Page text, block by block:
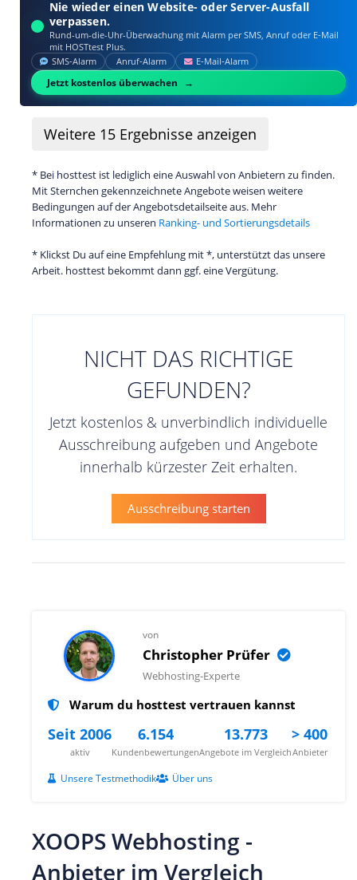
Nie wieder einen Website- oder Server-Ausfall
verpassen.
Rund-um-die-Uhr-Überwachung mit Alarm per SMS, Anruf oder E‑Mail
mit HOSTtest Plus.
SMS‑Alarm Anruf‑Alarm E‑Mail‑Alarm
Jetzt kostenlos überwachen
Weitere 15 Ergebnisse anzeigen
* Bei hosttest ist lediglich eine Auswahl von Anbietern zu finden.
Mit Sternchen gekennzeichnete Angebote weisen weitere
Bedingungen auf der Angebotsdetailseite aus. Mehr
Informationen zu unseren Ranking- und Sortierungsdetails
* Klickst Du auf eine Empfehlung mit *, unterstützt das unsere
Arbeit. hosttest bekommt dann ggf. eine Vergütung.
NICHT DAS RICHTIGE
GEFUNDEN?
Jetzt kostenlos & unverbindlich individuelle
Ausschreibung aufgeben und Angebote
innerhalb kürzester Zeit erhalten.
Ausschreibung starten
von
Christopher Prüfer
Webhosting-Experte
Warum du hosttest vertrauen kannst
Seit 2006
aktiv
6.154
Kundenbewertungen
13.773
Angebote im Vergleich
> 400
Anbieter
Unsere Testmethodik Über uns
XOOPS Webhosting -
Anbieter im Vergleich